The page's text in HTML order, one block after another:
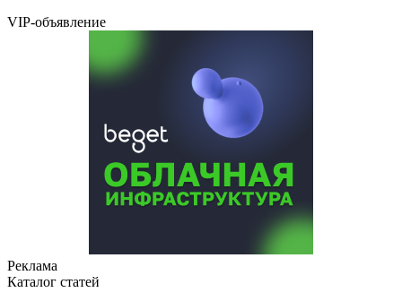
VIP-объявление
Реклама
Каталог статей